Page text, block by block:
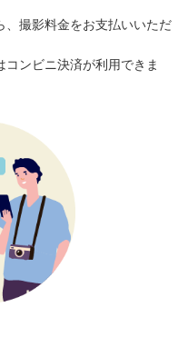
、撮影料金をお支払いいただ
ンビニ決済が利用できま